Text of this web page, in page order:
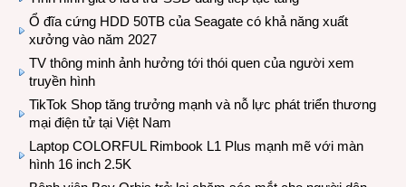
Ổ đĩa cứng HDD 50TB của Seagate có khả năng xuất
xưởng vào năm 2027
TV thông minh ảnh hưởng tới thói quen của người xem
truyền hình
TikTok Shop tăng trưởng mạnh và nỗ lực phát triển thương
mại điện tử tại Việt Nam
Laptop COLORFUL Rimbook L1 Plus mạnh mẽ với màn
hình 16 inch 2.5K